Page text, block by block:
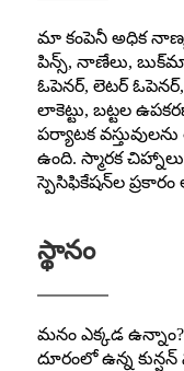
మా కంపెనీ అధిక
పిన్స్, నాణేలు,
ఓపెనర్, లెటర్
లాకెట్టు, బట్టల
పర్యాటక
ఉంది. స్మారక
స్పెసిఫికేషన్‌ల
స్థానం
మనం ఎక్కడ
దూరంలో ఉన్న